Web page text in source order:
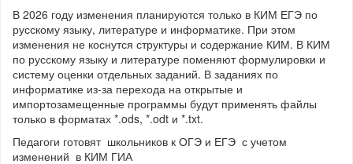
В 2026 году изменения планируются только в КИМ ЕГЭ по
русскому языку, литературе и информатике. При этом
изменения не коснутся структуры и содержание КИМ. В КИМ
по русскому языку и литературе поменяют формулировки и
систему оценки отдельных заданий. В заданиях по
информатике из-за перехода на открытые и
импортозамещенные программы будут применять файлы
только в форматах *.ods, *.odt и *.txt.
Педагоги готовят школьников к ОГЭ и ЕГЭ с учетом
изменений в КИМ ГИА